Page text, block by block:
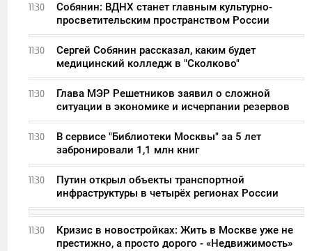
11:30
Собянин: ВДНХ станет главным культурно-
просветительским пространством России
11:30
Сергей Собянин рассказал, каким будет
медицинский колледж в "Сколково"
11:30
Глава МЭР Решетников заявил о сложной
ситуации в экономике и исчерпании резервов
11:30
В сервисе "Библиотеки Москвы" за 5 лет
забронировали 1,1 млн книг
11:30
Путин открыл объекты транспортной
инфраструктуры в четырёх регионах России
11:30
Кризис в новостройках: Жить в Москве уже не
престижно, а просто дорого - «Недвижимость»